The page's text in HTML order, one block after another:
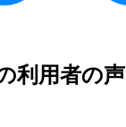
利用者の声